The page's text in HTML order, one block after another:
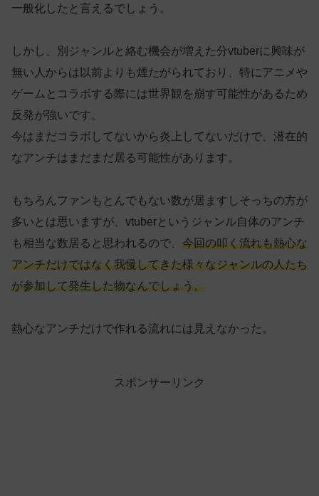
一般化したと言えるでしょう。
しかし、別ジャンルと絡む機会が増えた分vtuberに興味が
無い人からは以前よりも煙たがられており、特にアニメや
ゲームとコラボする際には世界観を崩す可能性があるため
反発が強いです。
今はまだコラボしてないから炎上してないだけで、潜在的
なアンチはまだまだ居る可能性があります。
もちろんファンもとんでもない数が居ますしそっちの方が
多いとは思いますが、vtuberというジャンル自体のアンチ
も相当な数居ると思われるので、 今回の叩く流れも熱心な
アンチだけではなく我慢してきた様々なジャンルの人たち
が参加して発生した物なんでしょう。
熱心なアンチだけで作れる流れには見えなかった。
スポンサーリンク